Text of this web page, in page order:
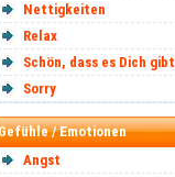
Nettigkeiten
Relax
Schön, dass es Dich gibt
Sorry
/ Emotionen
Angst